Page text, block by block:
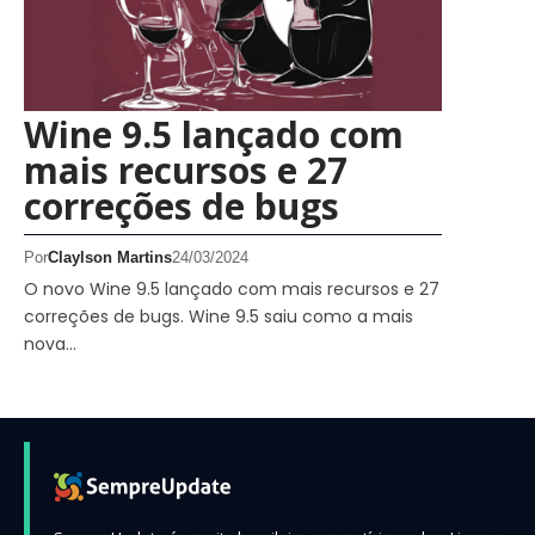
Wine 9.5 lançado com
mais recursos e 27
correções de bugs
PorClaylson Martins24/03/2024
O novo Wine 9.5 lançado com mais recursos e 27
correções de bugs. Wine 9.5 saiu como a mais
nova…